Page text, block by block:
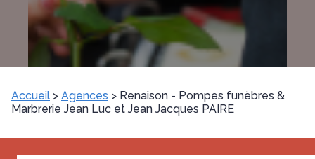
Accueil > Agences > Renaison - Pompes funèbres &
Marbrerie Jean Luc et Jean Jacques PAIRE